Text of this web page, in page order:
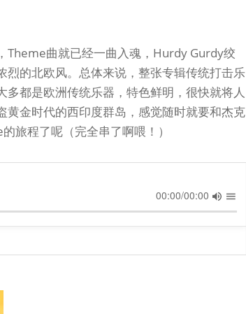
Theme曲就已经一曲入魂，Hurdy Gurdy绞
的北欧风。总体来说，整张专辑传统打击乐
都是欧洲传统乐器，特色鲜明，很快就将人
金时代的西印度群岛，感觉随时就要和杰克
旅程了呢（完全串了啊喂！）
00:00/00:00